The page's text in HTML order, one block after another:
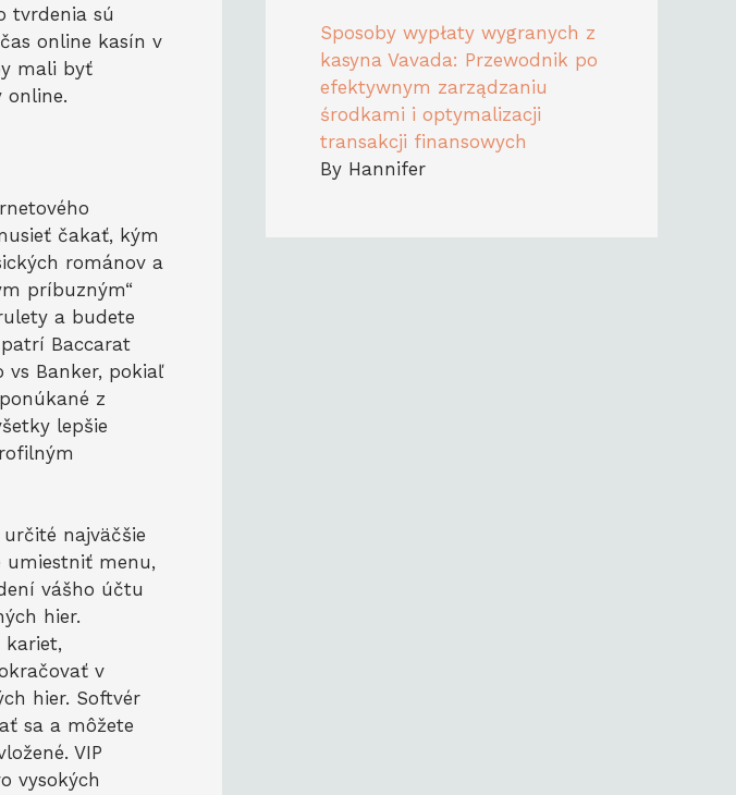
tvrdenia sú
online kasín v
mali byť
online.
čakať, kým
románov a
príbuzným“
a budete
Baccarat
vs Banker, pokiaľ
z
lepšie
najväčšie
umiestniť menu,
vášho účtu
hier.
v
hier. Softvér
sa a môžete
VIP
vysokých
Sposoby wypłaty wygranych z
kasyna Vavada: Przewodnik po
efektywnym zarządzaniu
środkami i optymalizacji
transakcji finansowych
By Hannifer